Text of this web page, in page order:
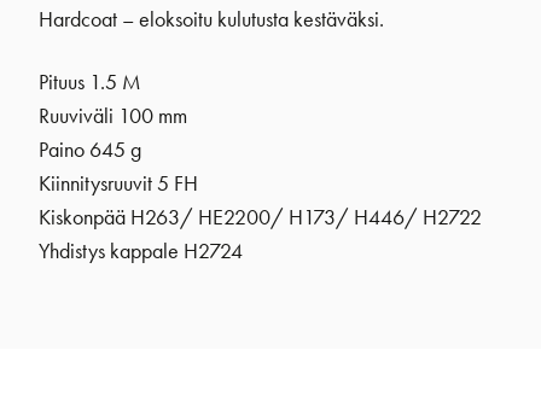
Hardcoat – eloksoitu kulutusta kestäväksi.
Pituus 1.5 M
Ruuviväli 100 mm
Paino 645 g
Kiinnitysruuvit 5 FH
Kiskonpää H263/ HE2200/ H173/ H446/ H2722
Yhdistys kappale H2724